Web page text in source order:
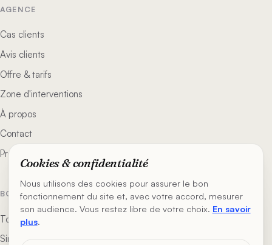
AGENCE
Cas clients
Avis clients
Offre & tarifs
Zone d'interventions
À propos
Contact
Programme partenaire
BOÎTE À OUTILS
Toutes les ressources
Simulateur de prix
Cookies & confidentialité
Nous utilisons des cookies pour assurer le bon
fonctionnement du site et, avec votre accord, mesurer
son audience. Vous restez libre de votre choix. En savoir
plus.